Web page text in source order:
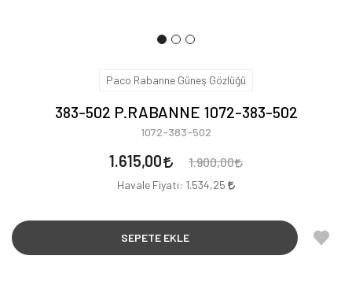
Paco Rabanne Güneş Gözlüğü
383-502 P.RABANNE 1072-383-502
1072-383-502
1.615,00 1.900,00
Havale Fiyatı: 1.534,25
SEPETE EKLE